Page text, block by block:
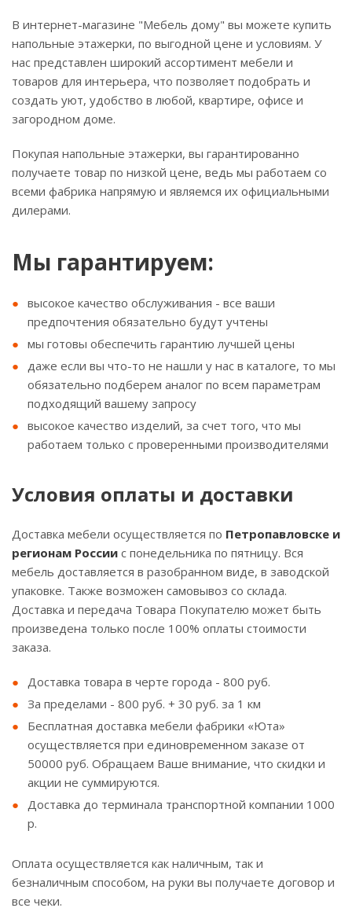
В интернет-магазине "Мебель дому" вы можете купить
напольные этажерки, по выгодной цене и условиям. У
нас представлен широкий ассортимент мебели и
товаров для интерьера, что позволяет подобрать и
создать уют, удобство в любой, квартире, офисе и
загородном доме.
Покупая напольные этажерки, вы гарантированно
получаете товар по низкой цене, ведь мы работаем со
всеми фабрика напрямую и являемся их официальными
дилерами.
Мы гарантируем:
высокое качество обслуживания - все ваши
предпочтения обязательно будут учтены
мы готовы обеспечить гарантию лучшей цены
даже если вы что-то не нашли у нас в каталоге, то мы
обязательно подберем аналог по всем параметрам
подходящий вашему запросу
высокое качество изделий, за счет того, что мы
работаем только с проверенными производителями
Условия оплаты и доставки
Доставка мебели осуществляется по Петропавловске и
регионам России с понедельника по пятницу. Вся
мебель доставляется в разобранном виде, в заводской
упаковке. Также возможен самовывоз со склада.
Доставка и передача Товара Покупателю может быть
произведена только после 100% оплаты стоимости
заказа.
Доставка товара в черте города - 800 руб.
За пределами - 800 руб. + 30 руб. за 1 км
Бесплатная доставка мебели фабрики «Юта»
осуществляется при единовременном заказе от
50000 руб. Обращаем Ваше внимание, что скидки и
акции не суммируются.
Доставка до терминала транспортной компании 1000
р.
Оплата осуществляется как наличным, так и
безналичным способом, на руки вы получаете договор и
все чеки.